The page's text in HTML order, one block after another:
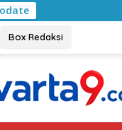
Pemkab
Box Redaksi